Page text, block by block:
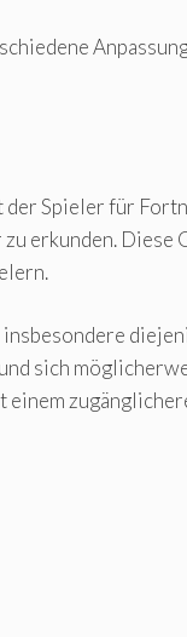
der Spieler für
erkunden.
sich